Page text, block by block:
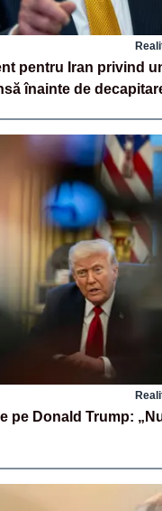
pentru Iran privind
înainte de
pe Donald Trump: